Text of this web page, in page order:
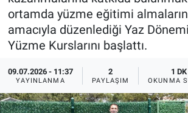
ortamda yüzme eğitimi
amacıyla düzenlediği Yaz
Yüzme Kurslarını başlattı.
09.07.2026 - 11:37
YAYINLANMA
2
PAYLAŞIM
1 DK
OKUNMA
EKONOMİ
SPOR
ASAYİŞ
Haber Arşivi